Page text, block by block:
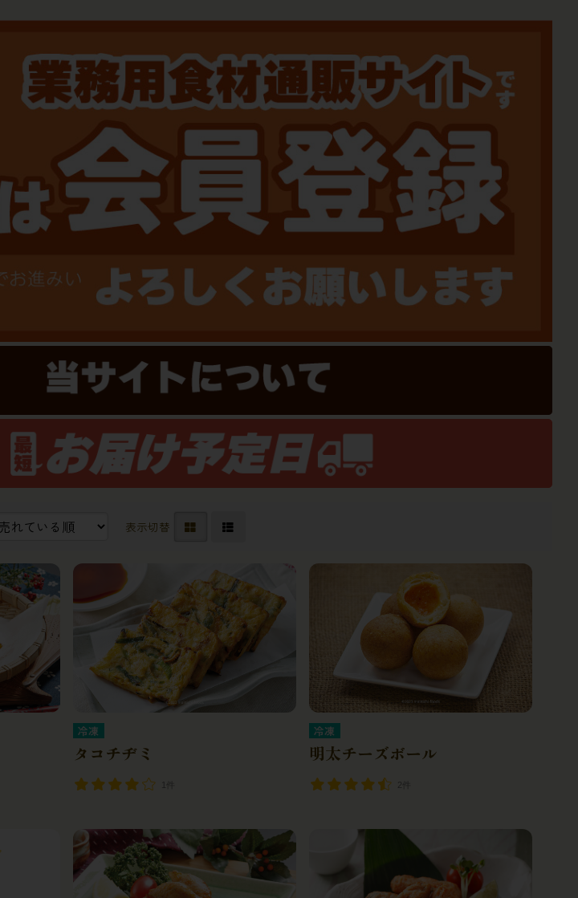
表示切替
冷凍
タコチヂミ
冷凍
明太チーズボール